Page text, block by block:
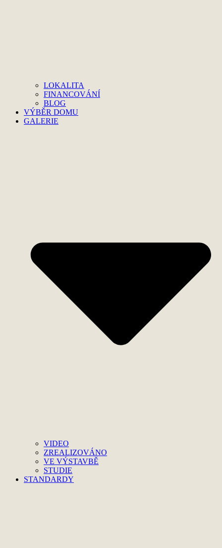
LOKALITA
FINANCOVÁNÍ
BLOG
VÝBĚR DOMU
GALERIE
VIDEO
ZREALIZOVÁNO
VE VÝSTAVBĚ
STUDIE
STANDARDY